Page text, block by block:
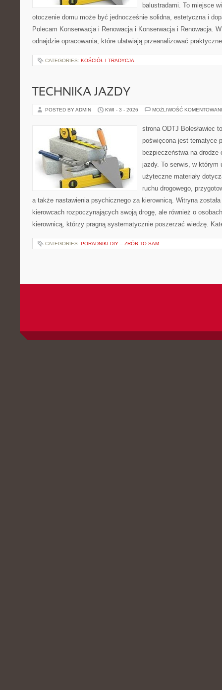
balustradami. To miejsce
otoczenie domu może być jednocześnie solidna, estetyczna i
Polecam Konserwacja i Renowacja i Konserwacja i Renowacja.
odnajdzie opracowania, które ułatwiają przeanalizować
CATEGORIES: KOŚCIÓŁ I TRADYCJA
TECHNIKA JAZDY
POSTED BY ADMIN KWI - 3 - 2026 MOŻLIWOŚĆ
strona ODTJ Bolesławiec
poświęcona jest tematyce
bezpieczeństwa na drodze
jazdy. To serwis, w którym
użyteczne materiały
ruchu drogowego,
a także nastawienia psychicznego za kierownicą. Witryna
kierowcach rozpoczynających swoją drogę, ale również o
kierownicą, którzy pragną systematycznie poszerzać wiedzę.
CATEGORIES: PORADNIKI DIY – ZRÓB TO SAM